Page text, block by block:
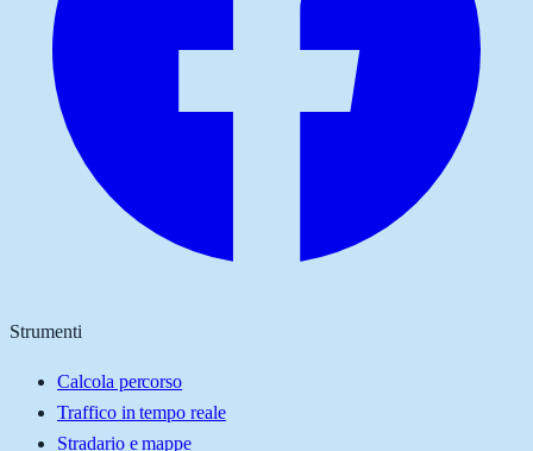
Strumenti
Calcola percorso
Traffico in tempo reale
Stradario e mappe